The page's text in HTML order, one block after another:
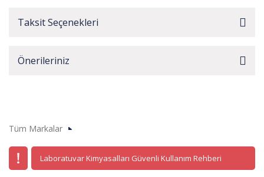
Taksit Seçenekleri
Önerileriniz
Tüm Markalar
Laboratuvar Kimyasalları Güvenli Kullanım Rehberi